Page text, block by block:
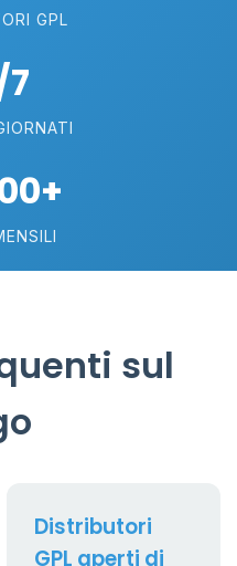
GPL
sul
Distributori
GPL aperti di